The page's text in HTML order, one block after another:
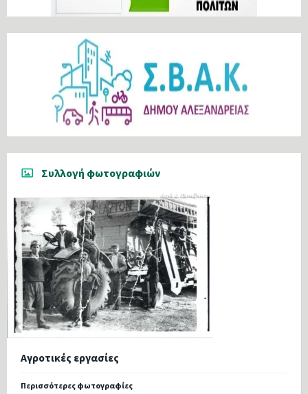
Συλλογή φωτογραφιών
Αγροτικές εργασίες
Περισσότερες φωτογραφίες